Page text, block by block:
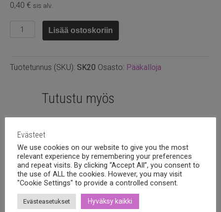
0,40 € sis alv.
Howliitti
pääkallo
määrä
Lisää ostoskoriin
Tuotetunnus (SKU): SK20 Osasto: Pääkalloja
Tutustu myös
Evästeet
We use cookies on our website to give you the most
relevant experience by remembering your preferences
and repeat visits. By clicking “Accept All”, you consent to
the use of ALL the cookies. However, you may visit
"Cookie Settings" to provide a controlled consent.
Evästeasetukset Hyväksy kaikki